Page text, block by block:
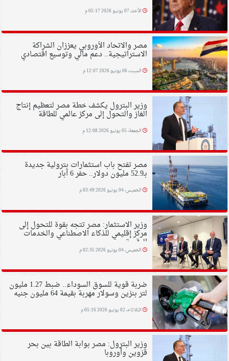
الأحد، 07 يونيو 2026 05:17 م
مصر والاتحاد الأوروبي يعززان الشراكة
الاستراتيجية.. دعم مالي وتوسيع اقتصادي
السبت، 06 يونيو 2026 12:07 م
وزير البترول يكشف خطة مصر لتعظيم إنتاج
الغاز والتحول إلى مركز عالمي للطاقة
الجمعة، 05 يونيو 2026 12:08 م
مصر تفتح باب استثمارات بترولية جديدة
بـ52.9 مليون دولار.. حفر 6 آبار
الخميس، 04 يونيو 2026 03:49 م
وزير الاستثمار: مصر تتجه بقوة للتحول إلى
مركز إقليمي للذكاء الاصطناعي والخدمات
الرقمية
الخميس، 04 يونيو 2026 02:35 م
ضربة قوية للسوق السوداء.. ضبط 1.27 مليون
لتر بنزين وسولار مهربة بقيمة 64 مليون جنيه
الثلاثاء، 02 يونيو 2026 05:16 م
وزير البترول: مصر بوابة الطاقة بين بحر
قزوين وأوروبا